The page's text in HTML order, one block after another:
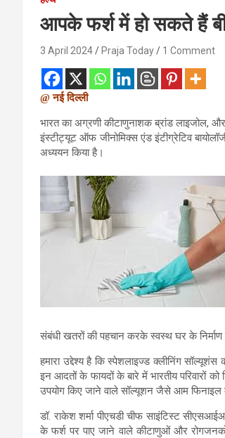
आपके फर्श में हो सकते हैं
3 April 2024 Praja Today 1 Comment
@ नई दिल्ली
भारत का अग्रणी कीटाणुनाशक ब्रांड लाइजोल,
इंस्टीट्यूट ऑफ जीनोमिक्स एंड इंटीग्रेटिव
अध्ययन किया है।
संबंधी खतरों की पहचान करके स्वस्थ घर के निर्माण
हमारा उद्देश्य है कि स्पेशलाइज्ड क्लीनिंग
इन आदतों के फायदों के बारे में भारतीय परिवारों
उपयोग किए जाने वाले सॉल्यूशन जैसे आम फिनाइल
डॉ. राकेश शर्मा पीएचडी चीफ साइंटिस्ट
के फर्श पर पाए जाने वाले कीटाणुओं और